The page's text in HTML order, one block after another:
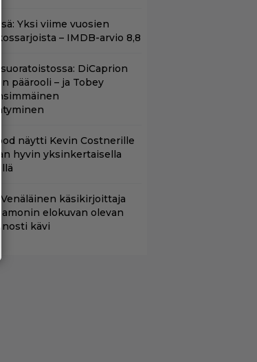
Yksi viime vuosien
– IMDB-arvio 8,8
DiCaprion
päärooli – ja Tobey
näytti Kevin Costnerille
hyvin yksinkertaisella
Venäläinen käsikirjoittaja
elokuvan olevan
kävi